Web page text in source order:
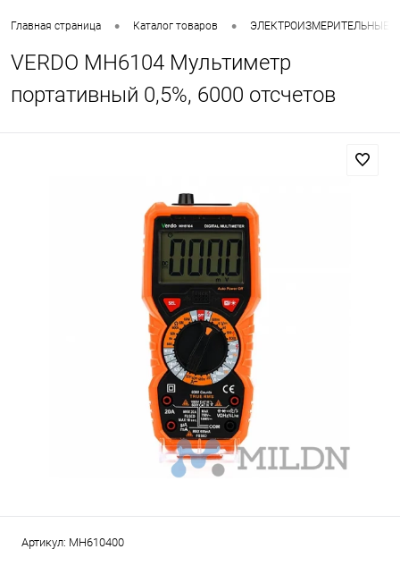
Главная страница • Каталог товаров • ЭЛЕКТРОИЗМЕРИТЕЛЬНЫЕ
VERDO MH6104 Мультиметр
портативный 0,5%, 6000 отсчетов
Артикул: MH610400